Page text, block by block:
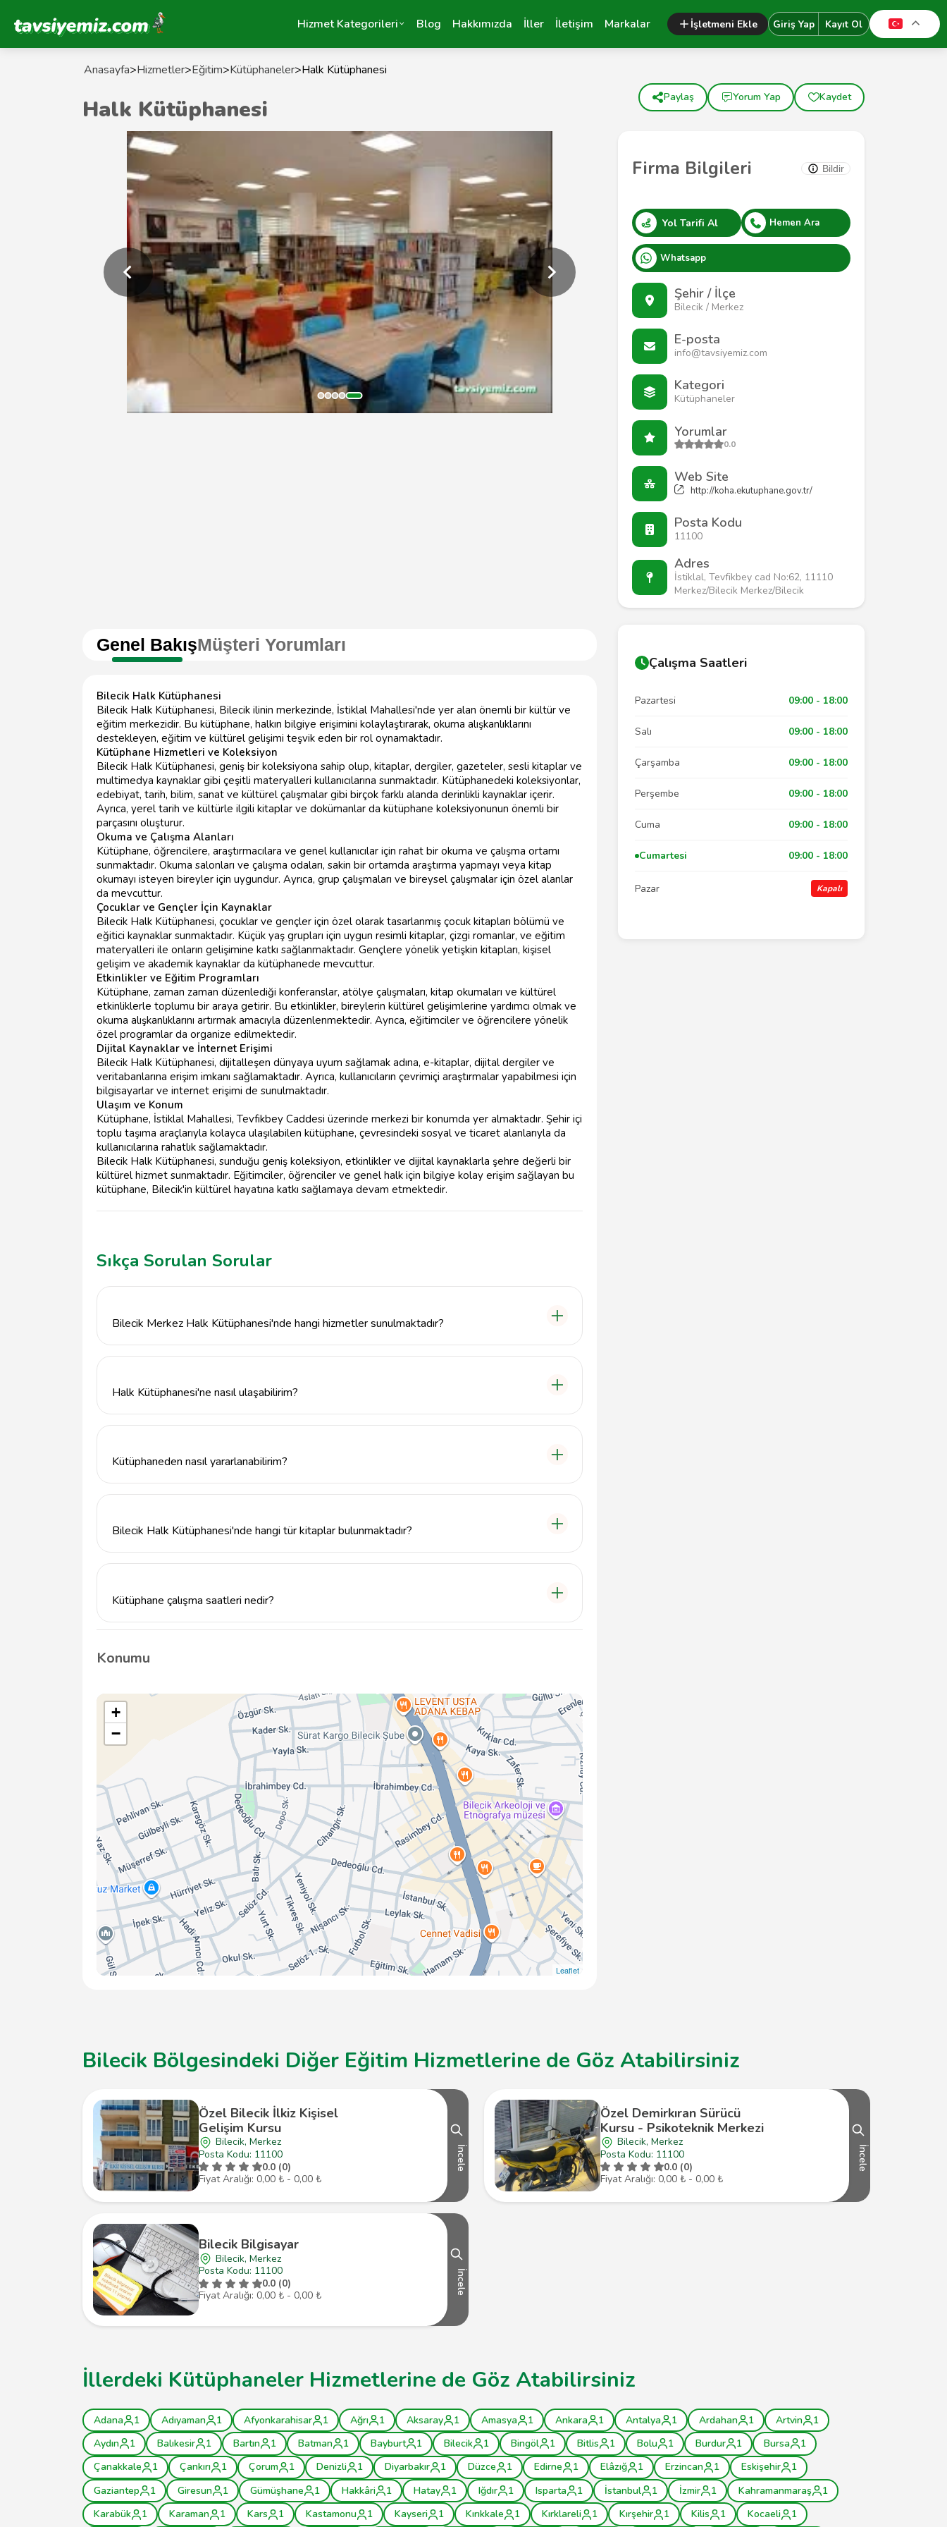
Tavsiyemiz Anasayfa Hizmet Kategorileri Blog Hakkımızda İller İletişim Markalar İşletmeni Ekle Giriş Yap Kayıt Ol
Anasayfa>Hizmetler>Eğitim>Kütüphaneler>Halk Kütüphanesi
Firma Bilgileri Bildir
Yol Tarifi Al Hemen Ara
Whatsapp
Şehir / İlçe
Bilecik / Merkez
E-posta
info@tavsiyemiz.com
Kategori
Kütüphaneler
Yorumlar
0.0
Web Site
http://koha.ekutuphane.gov.tr/
Posta Kodu
11100
Adres
İstiklal, Tevfikbey cad No:62, 11110
Merkez/Bilecik Merkez/Bilecik
Halk Kütüphanesi Paylaş Yorum Yap Kaydet
Genel BakışMüşteri Yorumları
Bilecik Halk Kütüphanesi
Bilecik Halk Kütüphanesi, Bilecik ilinin merkezinde, İstiklal Mahallesi'nde yer alan önemli bir kültür ve
eğitim merkezidir. Bu kütüphane, halkın bilgiye erişimini kolaylaştırarak, okuma alışkanlıklarını
destekleyen, eğitim ve kültürel gelişimi teşvik eden bir rol oynamaktadır.
Kütüphane Hizmetleri ve Koleksiyon
Bilecik Halk Kütüphanesi, geniş bir koleksiyona sahip olup, kitaplar, dergiler, gazeteler, sesli kitaplar ve
multimedya kaynaklar gibi çeşitli materyalleri kullanıcılarına sunmaktadır. Kütüphanedeki koleksiyonlar,
edebiyat, tarih, bilim, sanat ve kültürel çalışmalar gibi birçok farklı alanda derinlikli kaynaklar içerir.
Ayrıca, yerel tarih ve kültürle ilgili kitaplar ve dokümanlar da kütüphane koleksiyonunun önemli bir
parçasını oluşturur.
Okuma ve Çalışma Alanları
Kütüphane, öğrencilere, araştırmacılara ve genel kullanıcılar için rahat bir okuma ve çalışma ortamı
sunmaktadır. Okuma salonları ve çalışma odaları, sakin bir ortamda araştırma yapmayı veya kitap
okumayı isteyen bireyler için uygundur. Ayrıca, grup çalışmaları ve bireysel çalışmalar için özel alanlar
da mevcuttur.
Çocuklar ve Gençler İçin Kaynaklar
Bilecik Halk Kütüphanesi, çocuklar ve gençler için özel olarak tasarlanmış çocuk kitapları bölümü ve
eğitici kaynaklar sunmaktadır. Küçük yaş grupları için uygun resimli kitaplar, çizgi romanlar, ve eğitim
materyalleri ile onların gelişimine katkı sağlanmaktadır. Gençlere yönelik yetişkin kitapları, kişisel
gelişim ve akademik kaynaklar da kütüphanede mevcuttur.
Etkinlikler ve Eğitim Programları
Kütüphane, zaman zaman düzenlediği konferanslar, atölye çalışmaları, kitap okumaları ve kültürel
etkinliklerle toplumu bir araya getirir. Bu etkinlikler, bireylerin kültürel gelişimlerine yardımcı olmak ve
okuma alışkanlıklarını artırmak amacıyla düzenlenmektedir. Ayrıca, eğitimciler ve öğrencilere yönelik
özel programlar da organize edilmektedir.
Dijital Kaynaklar ve İnternet Erişimi
Bilecik Halk Kütüphanesi, dijitalleşen dünyaya uyum sağlamak adına, e-kitaplar, dijital dergiler ve
veritabanlarına erişim imkanı sağlamaktadır. Ayrıca, kullanıcıların çevrimiçi araştırmalar yapabilmesi için
bilgisayarlar ve internet erişimi de sunulmaktadır.
Ulaşım ve Konum
Kütüphane, İstiklal Mahallesi, Tevfikbey Caddesi üzerinde merkezi bir konumda yer almaktadır. Şehir içi
toplu taşıma araçlarıyla kolayca ulaşılabilen kütüphane, çevresindeki sosyal ve ticaret alanlarıyla da
kullanıcılarına rahatlık sağlamaktadır.
Bilecik Halk Kütüphanesi, sunduğu geniş koleksiyon, etkinlikler ve dijital kaynaklarla şehre değerli bir
kültürel hizmet sunmaktadır. Eğitimciler, öğrenciler ve genel halk için bilgiye kolay erişim sağlayan bu
kütüphane, Bilecik'in kültürel hayatına katkı sağlamaya devam etmektedir.
Sıkça Sorulan Sorular
Bilecik Merkez Halk Kütüphanesi'nde hangi hizmetler sunulmaktadır?
Halk Kütüphanesi'ne nasıl ulaşabilirim?
Kütüphaneden nasıl yararlanabilirim?
Bilecik Halk Kütüphanesi'nde hangi tür kitaplar bulunmaktadır?
Kütüphane çalışma saatleri nedir?
Bilecik Merkez Halk Kütüphanesi'nin çalışma saatleri, hafta içi genellikle 09:00-17:00 arasıdır.
Konumu
+
−
Leaflet
Çalışma Saatleri
Pazartesi 09:00 - 18:00
Salı 09:00 - 18:00
Çarşamba 09:00 - 18:00
Perşembe 09:00 - 18:00
Cuma 09:00 - 18:00
Cumartesi 09:00 - 18:00
Pazar Kapalı
Bilecik Bölgesindeki Diğer Eğitim Hizmetlerine de Göz Atabilirsiniz
Özel Bilecik İlkiz Kişisel
Gelişim Kursu
Bilecik, Merkez
Posta Kodu: 11100
0.0 (0)
Fiyat Aralığı: 0,00 ₺ - 0,00 ₺
İncele
Özel Demirkıran Sürücü
Kursu - Psikoteknik Merkezi
Bilecik, Merkez
Posta Kodu: 11100
0.0 (0)
Fiyat Aralığı: 0,00 ₺ - 0,00 ₺
İncele
Bilecik Bilgisayar
Bilecik, Merkez
Posta Kodu: 11100
0.0 (0)
Fiyat Aralığı: 0,00 ₺ - 0,00 ₺
İncele
İllerdeki Kütüphaneler Hizmetlerine de Göz Atabilirsiniz
Adana 1 Adıyaman 1 Afyonkarahisar 1 Ağrı 1 Aksaray 1 Amasya 1 Ankara 1 Antalya 1 Ardahan 1 Artvin
1
Aydın
1 Balıkesir 1 Bartın 1 Batman 1 Bayburt 1 Bilecik 1 Bingöl 1 Bitlis 1 Bolu 1 Burdur 1 Bursa
1
Çanakkale
1 Çankırı 1 Çorum 1 Denizli 1 Diyarbakır 1 Düzce 1 Edirne 1 Elâzığ 1 Erzincan 1 Eskişehir
1
Gaziantep
1 Giresun 1 Gümüşhane 1 Hakkâri 1 Hatay 1 Iğdır 1 Isparta 1 İstanbul 1 İzmir 1 Kahramanmaraş
1
Karabük
1 Karaman 1 Kars 1 Kastamonu 1 Kayseri 1 Kırıkkale 1 Kırklareli 1 Kırşehir 1 Kilis 1 Kocaeli 1